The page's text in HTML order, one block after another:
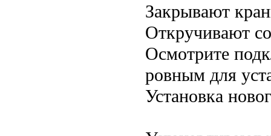
Закрывают
Откручивают
Осмотрите
ровным для
Установка